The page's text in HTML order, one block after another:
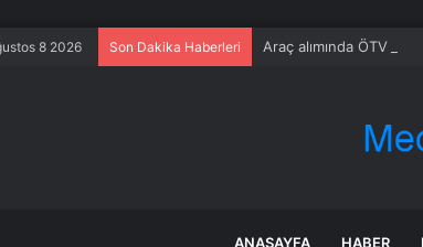
8 2026 Son Dakika Haberleri Araç alımında ÖTV
ANASAYFA HABER